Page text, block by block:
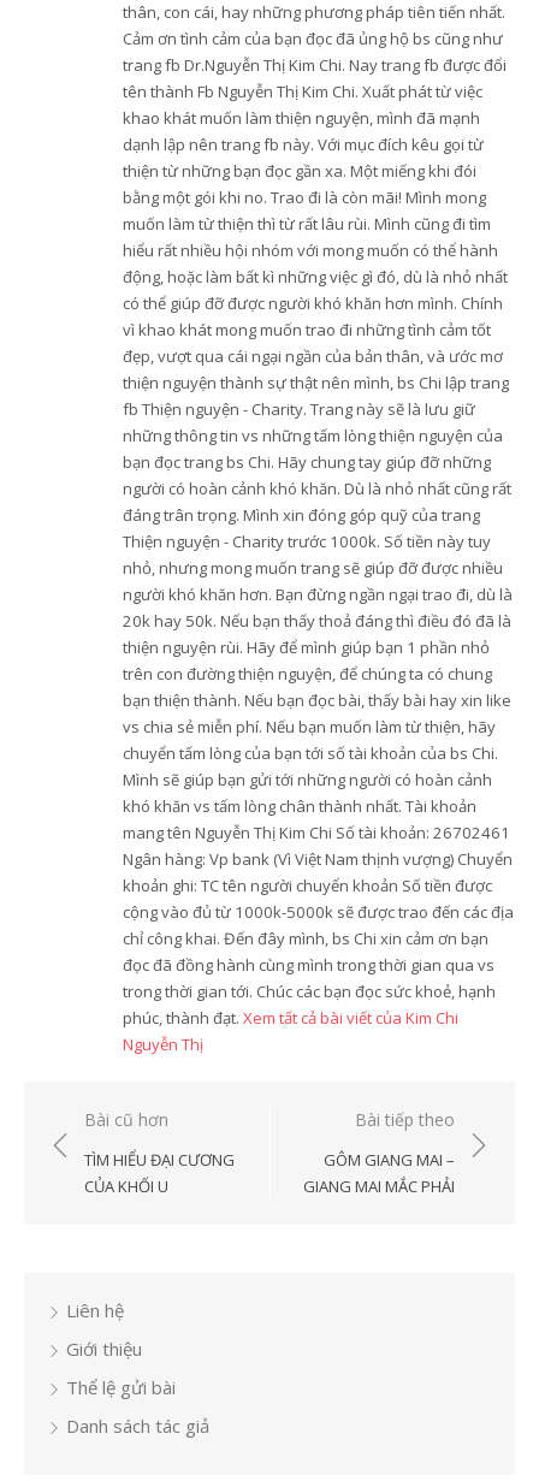
thân, con cái, hay những phương pháp tiên tiến nhất.
Cảm ơn tình cảm của bạn đọc đã ủng hộ bs cũng như
trang fb Dr.Nguyễn Thị Kim Chi. Nay trang fb được đổi
tên thành Fb Nguyễn Thị Kim Chi. Xuất phát từ việc
khao khát muốn làm thiện nguyện, mình đã mạnh
dạnh lập nên trang fb này. Với mục đích kêu gọi từ
thiện từ những bạn đọc gần xa. Một miếng khi đói
bằng một gói khi no. Trao đi là còn mãi! Mình mong
muốn làm từ thiện thì từ rất lâu rùi. Mình cũng đi tìm
hiểu rất nhiều hội nhóm với mong muốn có thể hành
động, hoặc làm bất kì những việc gì đó, dù là nhỏ nhất
có thể giúp đỡ được người khó khăn hơn mình. Chính
vì khao khát mong muốn trao đi những tình cảm tốt
đẹp, vượt qua cái ngại ngần của bản thân, và ước mơ
thiện nguyện thành sự thật nên mình, bs Chi lập trang
fb Thiện nguyện - Charity. Trang này sẽ là lưu giữ
những thông tin vs những tấm lòng thiện nguyện của
bạn đọc trang bs Chi. Hãy chung tay giúp đỡ những
người có hoàn cảnh khó khăn. Dù là nhỏ nhất cũng rất
đáng trân trọng. Mình xin đóng góp quỹ của trang
Thiện nguyện - Charity trước 1000k. Số tiền này tuy
nhỏ, nhưng mong muốn trang sẽ giúp đỡ được nhiều
người khó khăn hơn. Bạn đừng ngần ngại trao đi, dù là
20k hay 50k. Nếu bạn thấy thoả đáng thì điều đó đã là
thiện nguyện rùi. Hãy để mình giúp bạn 1 phần nhỏ
trên con đường thiện nguyện, để chúng ta có chung
bạn thiện thành. Nếu bạn đọc bài, thấy bài hay xin like
vs chia sẻ miễn phí. Nếu bạn muốn làm từ thiện, hãy
chuyển tấm lòng của bạn tới số tài khoản của bs Chi.
Mình sẽ giúp bạn gửi tới những người có hoàn cảnh
khó khăn vs tấm lòng chân thành nhất. Tài khoản
mang tên Nguyễn Thị Kim Chi Số tài khoản: 26702461
Ngân hàng: Vp bank (Vì Việt Nam thịnh vượng) Chuyển
khoản ghi: TC tên người chuyển khoản Số tiền được
cộng vào đủ từ 1000k-5000k sẽ được trao đến các địa
chỉ công khai. Đến đây mình, bs Chi xin cảm ơn bạn
đọc đã đồng hành cùng mình trong thời gian qua vs
trong thời gian tới. Chúc các bạn đọc sức khoẻ, hạnh
phúc, thành đạt. Xem tất cả bài viết của Kim Chi
Nguyễn Thị
Điều
hướng
Bài cũ hơn
TÌM HIỂU ĐẠI CƯƠNG
CỦA KHỐI U
Bài tiếp theo
GÔM GIANG MAI –
GIANG MAI MẮC PHẢI
Liên hệ
Giới thiệu
Thể lệ gửi bài
Danh sách tác giả